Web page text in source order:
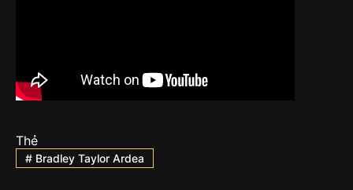
Thẻ
#Bradley Taylor Ardea